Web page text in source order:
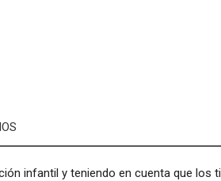
infantil y teniendo en cuenta que los